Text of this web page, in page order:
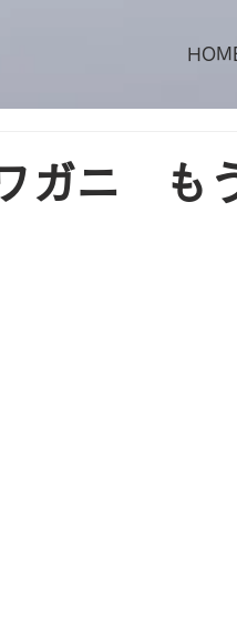
ガニ も